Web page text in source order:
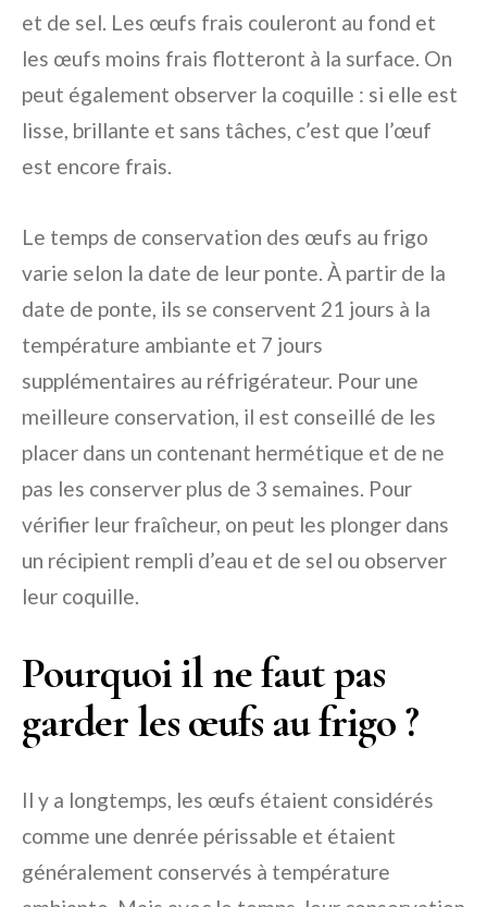
et de sel. Les œufs frais couleront au fond et
les œufs moins frais flotteront à la surface. On
peut également observer la coquille : si elle est
lisse, brillante et sans tâches, c’est que l’œuf
est encore frais.
Le temps de conservation des œufs au frigo
varie selon la date de leur ponte. À partir de la
date de ponte, ils se conservent 21 jours à la
température ambiante et 7 jours
supplémentaires au réfrigérateur. Pour une
meilleure conservation, il est conseillé de les
placer dans un contenant hermétique et de ne
pas les conserver plus de 3 semaines. Pour
vérifier leur fraîcheur, on peut les plonger dans
un récipient rempli d’eau et de sel ou observer
leur coquille.
Pourquoi il ne faut pas
garder les œufs au frigo ?
Il y a longtemps, les œufs étaient considérés
comme une denrée périssable et étaient
généralement conservés à température